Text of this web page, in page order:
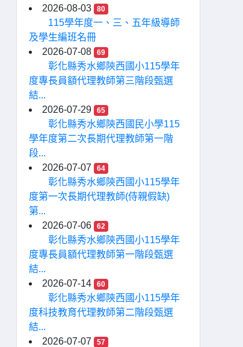
2026-08-03
80
115學年度一、三、五年級導師
及學生編班名冊
2026-07-08
69
彰化縣秀水鄉陝西國小115學年
度專長員額代理教師第三階段甄選
結...
2026-07-29
65
彰化縣秀水鄉陝西國民小學115
學年度第二次長期代理教師第一階
段...
2026-07-07
64
彰化縣秀水鄉陝西國小115學年
度第一次長期代理教師(侍親假缺)
第...
2026-07-06
62
彰化縣秀水鄉陝西國小115學年
度專長員額代理教師第一階段甄選
結...
2026-07-14
60
彰化縣秀水鄉陝西國小115學年
度科技教育代理教師第二階段甄選
結...
2026-07-07
57